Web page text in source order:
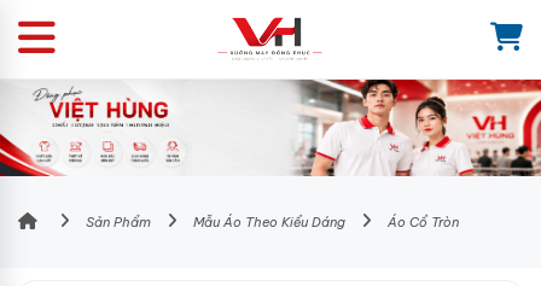
Sản Phẩm Mẫu Áo Theo Kiểu Dáng Áo Cổ Tròn